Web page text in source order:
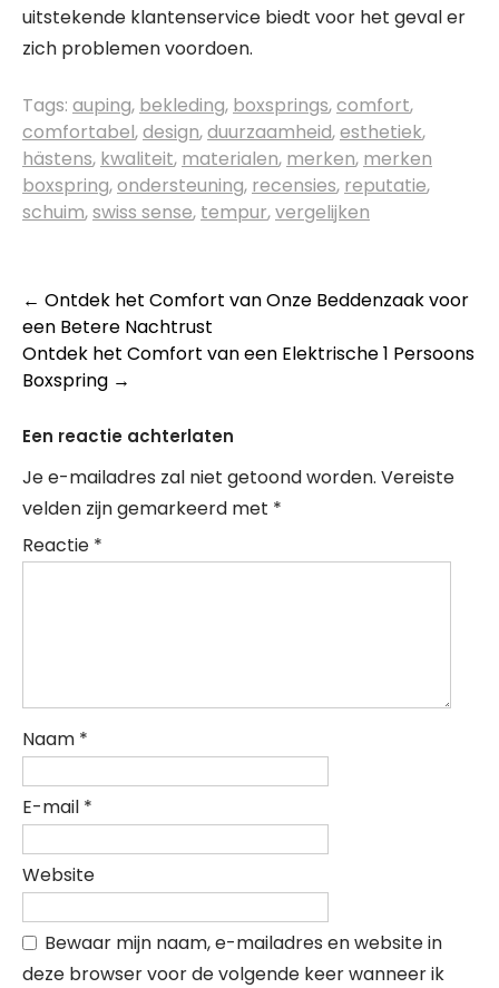
uitstekende klantenservice biedt voor het geval er
zich problemen voordoen.
Tags: auping, bekleding, boxsprings,comfort,
comfortabel,design,duurzaamheid,esthetiek,
hästens, kwaliteit, materialen, merken, merken
boxspring,ondersteuning, recensies, reputatie,
schuim,swiss sense, tempur,vergelijken
Berichtnavigatie
← Ontdek het Comfort van Onze Beddenzaak voor
een Betere Nachtrust
Ontdek het Comfort van een Elektrische 1 Persoons
Boxspring →
Een reactie achterlaten
Je e-mailadres zal niet getoond worden. Vereiste
velden zijn gemarkeerd met *
Reactie *
Naam *
E-mail *
Website
Bewaar mijn naam, e-mailadres en website in
deze browser voor de volgende keer wanneer ik